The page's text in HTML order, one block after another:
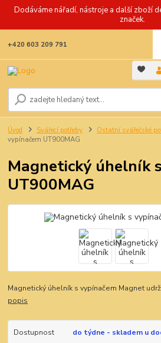
Dodáváme nářadí, nástroje a další zboží
značek.
+420 603 209 791
Úvod Svářecí potřeby Ostatní svářečské
vypínačem UT900MAG
Magnetický úhelník
UT900MAG
Magnetický úhelník s vypínačem Magnet
popis
Dostupnost
do týdne - skladem u